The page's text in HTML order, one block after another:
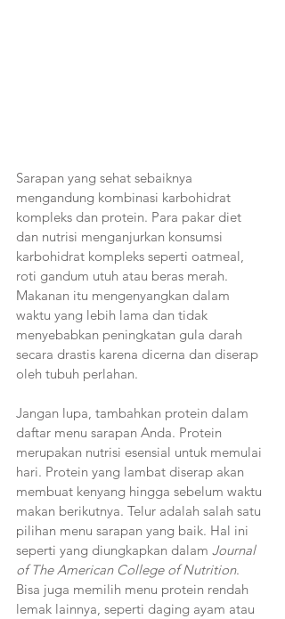
Sarapan yang sehat sebaiknya
mengandung kombinasi karbohidrat
kompleks dan protein. Para pakar diet
dan nutrisi menganjurkan konsumsi
karbohidrat kompleks seperti oatmeal,
roti gandum utuh atau beras merah.
Makanan itu mengenyangkan dalam
waktu yang lebih lama dan tidak
menyebabkan peningkatan gula darah
secara drastis karena dicerna dan diserap
oleh tubuh perlahan.
Jangan lupa, tambahkan protein dalam
daftar menu sarapan Anda. Protein
merupakan nutrisi esensial untuk memulai
hari. Protein yang lambat diserap akan
membuat kenyang hingga sebelum waktu
makan berikutnya. Telur adalah salah satu
pilihan menu sarapan yang baik. Hal ini
seperti yang diungkapkan dalam Journal
of The American College of Nutrition.
Bisa juga memilih menu protein rendah
lemak lainnya, seperti daging ayam atau